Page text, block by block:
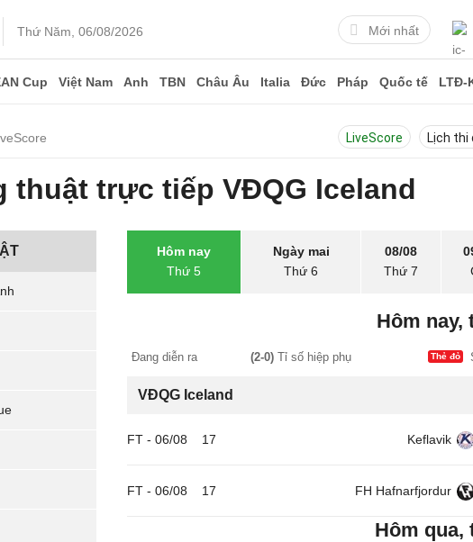
Thứ Năm, 06/08/2026 Mới nhất
Cup Việt Nam Anh TBN Châu Âu Italia Đức Pháp Quốc tế LTĐ-
LiveScore Lịch thi
thuật trực tiếp VĐQG Iceland
Hôm nay
Thứ 5
Ngày mai
Thứ 6
08/08
Thứ 7
Hôm nay,
Đang diễn ra (2-0) Tỉ số hiệp phụ Thẻ đỏ
VĐQG Iceland
FT - 06/08 17 Keflavik
FT - 06/08 17 FH Hafnarfjordur
Hôm qua,